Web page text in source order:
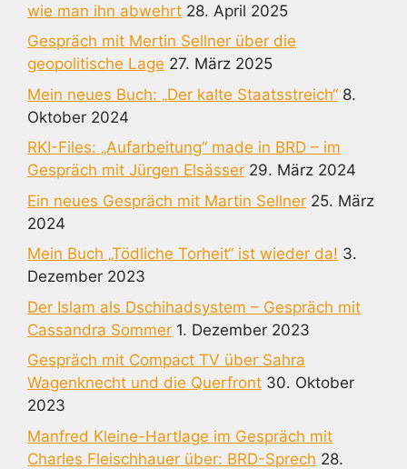
wie man ihn abwehrt 28. April 2025
Gespräch mit Mertin Sellner über die
geopolitische Lage 27. März 2025
Mein neues Buch: „Der kalte Staatsstreich“ 8.
Oktober 2024
RKI-Files: „Aufarbeitung“ made in BRD – im
Gespräch mit Jürgen Elsässer 29. März 2024
Ein neues Gespräch mit Martin Sellner 25. März
2024
Mein Buch „Tödliche Torheit“ ist wieder da! 3.
Dezember 2023
Der Islam als Dschihadsystem – Gespräch mit
Cassandra Sommer 1. Dezember 2023
Gespräch mit Compact TV über Sahra
Wagenknecht und die Querfront 30. Oktober
2023
Manfred Kleine-Hartlage im Gespräch mit
Charles Fleischhauer über: BRD-Sprech 28.